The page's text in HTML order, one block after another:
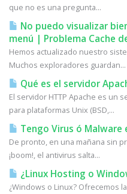
que no es una pregunta...
No puedo visualizar
menú | Problema Cache
Hemos actualizado nuestro
Muchos exploradores guardan...
Qué es el servidor
El servidor HTTP Apache es un
para plataformas Unix (BSD,...
Tengo Virus ó Malware
De pronto, en una mañana sin
¡boom!, el antivirus salta...
¿Linux Hosting o
¿Windows o Linux? Ofrecemos